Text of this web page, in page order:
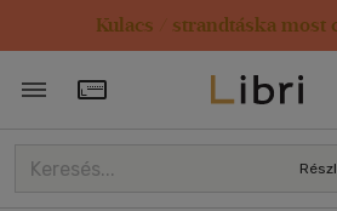
Kulacs / strandtáska most
Törzsvásárlói Kártya adatai
Rendezés
Kiadás éve szerint csökkenő